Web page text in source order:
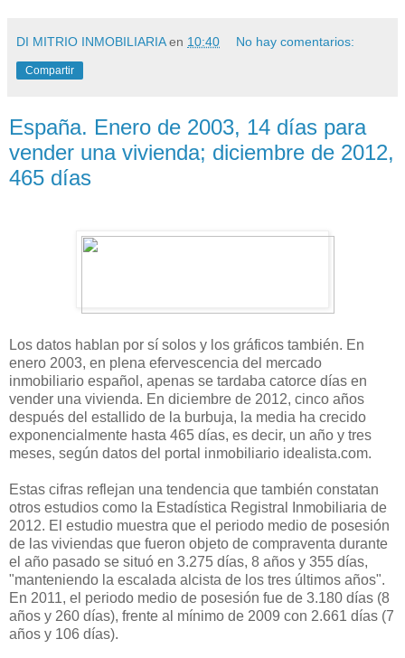
DI MITRIO INMOBILIARIA en 10:40 No hay comentarios:
Compartir
España. Enero de 2003, 14 días para
vender una vivienda; diciembre de 2012,
465 días
Los datos hablan por sí solos y los gráficos también. En
enero 2003, en plena efervescencia del mercado
inmobiliario español, apenas se tardaba catorce días en
vender una vivienda. En diciembre de 2012, cinco años
después del estallido de la burbuja, la media ha crecido
exponencialmente hasta 465 días, es decir, un año y tres
meses, según datos del portal inmobiliario idealista.com.
Estas cifras reflejan una tendencia que también constatan
otros estudios como la Estadística Registral Inmobiliaria de
2012. El estudio muestra que el periodo medio de posesión
de las viviendas que fueron objeto de compraventa durante
el año pasado se situó en 3.275 días, 8 años y 355 días,
"manteniendo la escalada alcista de los tres últimos años".
En 2011, el periodo medio de posesión fue de 3.180 días (8
años y 260 días), frente al mínimo de 2009 con 2.661 días (7
años y 106 días).